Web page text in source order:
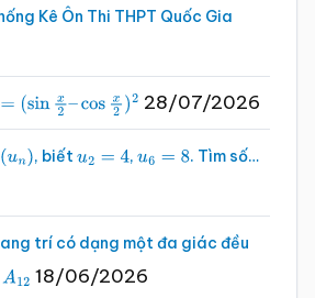
Kê Ôn Thi THPT Quốc Gia
(sinx2 –cosx2 )2 28/07/2026
(un), biếtu2 =4 , u6 =8 . Tìm số…
trí có dạng một đa giác đều
18/06/2026